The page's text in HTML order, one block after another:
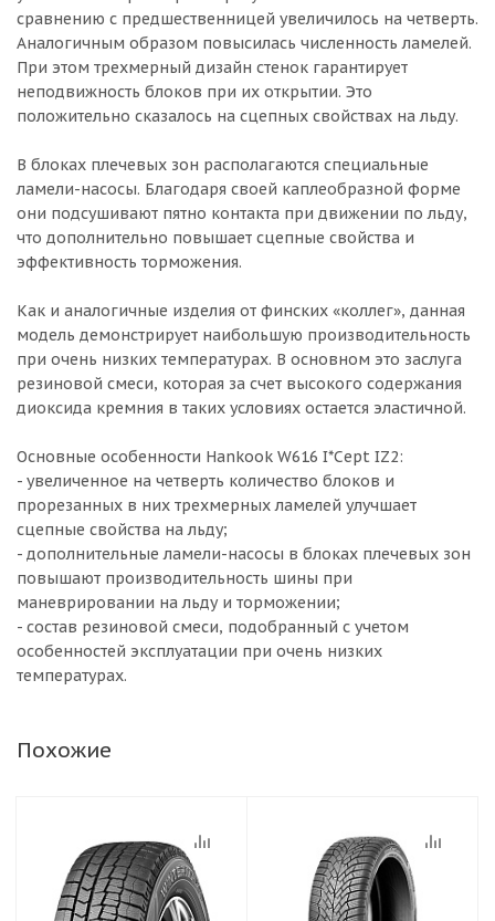
сравнению с предшественницей увеличилось на четверть.
Аналогичным образом повысилась численность ламелей.
При этом трехмерный дизайн стенок гарантирует
неподвижность блоков при их открытии. Это
положительно сказалось на сцепных свойствах на льду.
В блоках плечевых зон располагаются специальные
ламели-насосы. Благодаря своей каплеобразной форме
они подсушивают пятно контакта при движении по льду,
что дополнительно повышает сцепные свойства и
эффективность торможения.
Как и аналогичные изделия от финских «коллег», данная
модель демонстрирует наибольшую производительность
при очень низких температурах. В основном это заслуга
резиновой смеси, которая за счет высокого содержания
диоксида кремния в таких условиях остается эластичной.
Основные особенности Hankook W616 I*Cept IZ2:
- увеличенное на четверть количество блоков и
прорезанных в них трехмерных ламелей улучшает
сцепные свойства на льду;
- дополнительные ламели-насосы в блоках плечевых зон
повышают производительность шины при
маневрировании на льду и торможении;
- состав резиновой смеси, подобранный с учетом
особенностей эксплуатации при очень низких
температурах.
Похожие